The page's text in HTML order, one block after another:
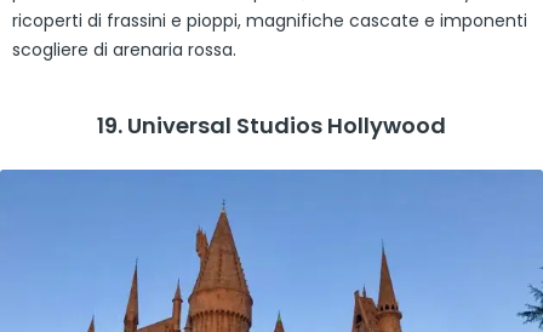
ricoperti di frassini e pioppi, magnifiche cascate e imponenti
scogliere di arenaria rossa.
19. Universal Studios Hollywood